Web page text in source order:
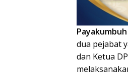
dua pejabat
dan Ketua